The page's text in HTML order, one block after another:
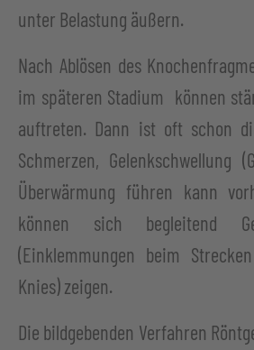
unter Belastung äußern.
Nach Ablösen des
im späteren Stadium können
auftreten. Dann ist oft schon
Schmerzen, Gelenkschwellung
Überwärmung führen kann
können sich begleitend
(Einklemmungen beim
Knies) zeigen.
Die bildgebenden Verfahren